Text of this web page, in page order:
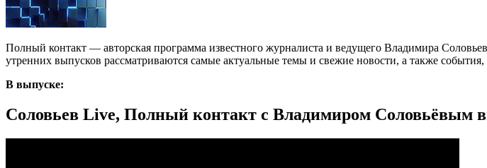
Полный контакт — авторская программа известного журналиста и ведущего Владимира
утренних выпусков рассматриваются самые актуальные темы и свежие новости, а также
В выпуске:
Соловьев Live, Полный контакт с Владимиром Соловьёвым